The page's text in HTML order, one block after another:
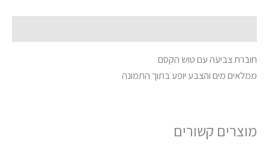
חוברת צביעה עם טוש הקסם
ממלאים מים והצבע יופע בתוך התמונה
מוצרים קשורים